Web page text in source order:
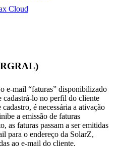
Cloud
e-mail “faturas” disponibilizado
cadastrá-lo no perfil do cliente
é necessária a ativação
a emissão de faturas
as faturas passam a ser emitidas
para o endereço da SolarZ,
ao e-mail do cliente.